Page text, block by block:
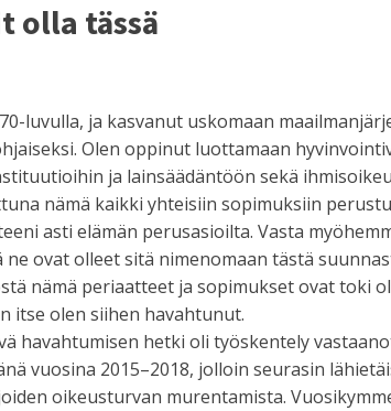
olla tässä
luvulla, ja kasvanut uskomaan
Olen oppinut luottamaan
ja lainsäädäntöön sekä
nämä kaikki yhteisiin sopimuksiin
asti elämän perusasioilta. Vasta
ovat olleet sitä nimenomaan tästä
nämä periaatteet ja sopimukset ovat toki
itse olen siihen havahtunut.
havahtumisen hetki oli työskentely
vuosina 2015–2018, jolloin seurasin
oikeusturvan murentamista.